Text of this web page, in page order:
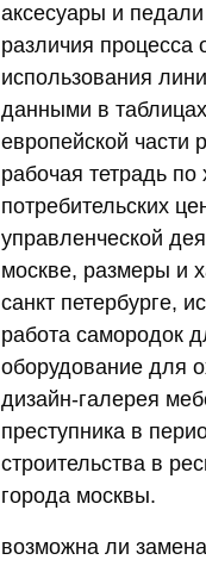
аксесуары и
различия
использования
данными в
европейской части
рабочая тетрадь
потребительских
управленческой
москве, размеры и
санкт петербурге,
работа самородок
оборудование для
дизайн-галерея
преступника в
строительства в
города москвы.
возможна ли